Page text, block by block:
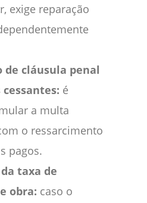
exige reparação
de cláusula penal
é
a multa
o ressarcimento
pagos.
taxa de
obra: caso o